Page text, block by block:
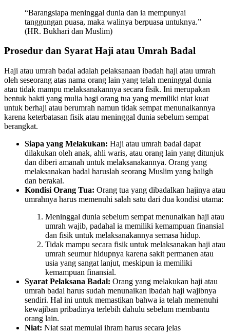
“Barangsiapa meninggal dunia dan ia mempunyai
tanggungan puasa, maka walinya berpuasa untuknya.”
(HR. Bukhari dan Muslim)
Prosedur dan Syarat Haji atau Umrah Badal
Haji atau umrah badal adalah pelaksanaan ibadah haji atau umrah
oleh seseorang atas nama orang lain yang telah meninggal dunia
atau tidak mampu melaksanakannya secara fisik. Ini merupakan
bentuk bakti yang mulia bagi orang tua yang memiliki niat kuat
untuk berhaji atau berumrah namun tidak sempat menunaikannya
karena keterbatasan fisik atau meninggal dunia sebelum sempat
berangkat.
Siapa yang Melakukan: Haji atau umrah badal dapat
dilakukan oleh anak, ahli waris, atau orang lain yang ditunjuk
dan diberi amanah untuk melaksanakannya. Orang yang
melaksanakan badal haruslah seorang Muslim yang baligh
dan berakal.
Kondisi Orang Tua: Orang tua yang dibadalkan hajinya atau
umrahnya harus memenuhi salah satu dari dua kondisi utama:
Meninggal dunia sebelum sempat menunaikan haji atau
umrah wajib, padahal ia memiliki kemampuan finansial
dan fisik untuk melaksanakannya semasa hidup.
Tidak mampu secara fisik untuk melaksanakan haji atau
umrah seumur hidupnya karena sakit permanen atau
usia yang sangat lanjut, meskipun ia memiliki
kemampuan finansial.
Syarat Pelaksana Badal: Orang yang melakukan haji atau
umrah badal harus sudah menunaikan ibadah haji wajibnya
sendiri. Hal ini untuk memastikan bahwa ia telah memenuhi
kewajiban pribadinya terlebih dahulu sebelum membantu
orang lain.
Niat: Niat saat memulai ihram harus secara jelas